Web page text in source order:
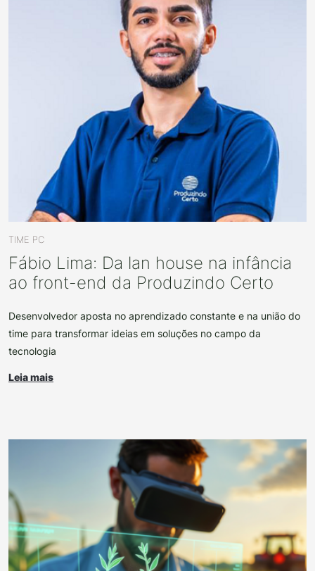
TIME PC
Fábio Lima: Da lan house na infância
ao front-end da Produzindo Certo
Desenvolvedor aposta no aprendizado constante e na união do
time para transformar ideias em soluções no campo da
tecnologia
Leia mais